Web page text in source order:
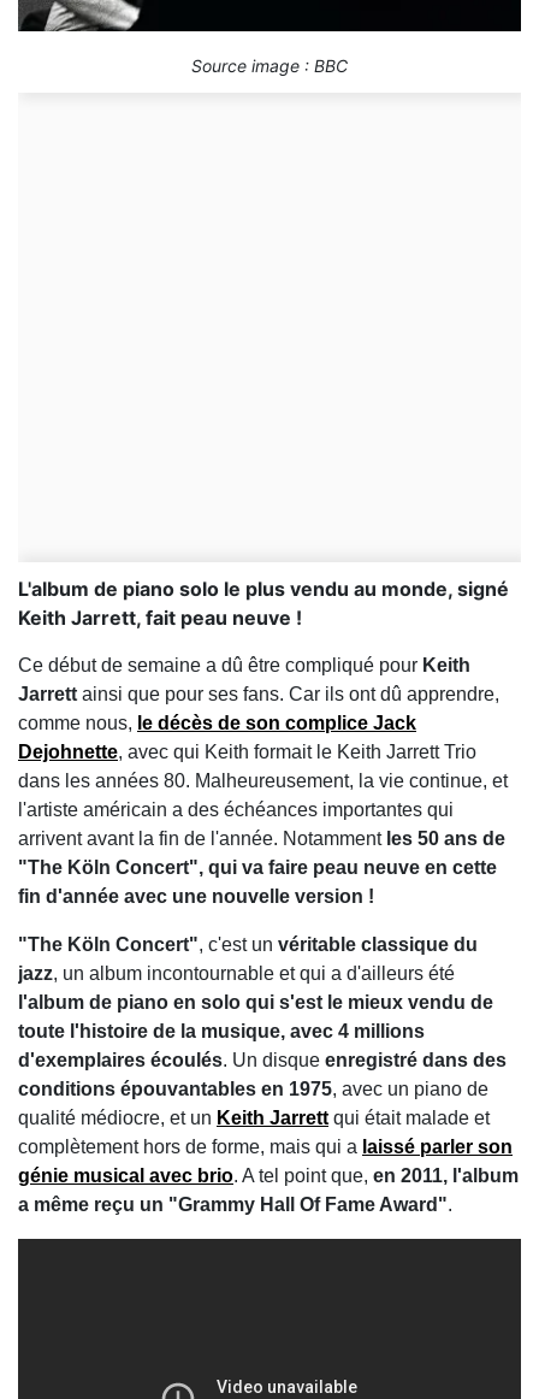
Source image : BBC
L'album de piano solo le plus vendu au monde, signé
Keith Jarrett, fait peau neuve !
Ce début de semaine a dû être compliqué pour Keith
Jarrett ainsi que pour ses fans. Car ils ont dû apprendre,
comme nous, le décès de son complice Jack
Dejohnette, avec qui Keith formait le Keith Jarrett Trio
dans les années 80. Malheureusement, la vie continue, et
l'artiste américain a des échéances importantes qui
arrivent avant la fin de l'année. Notamment les 50 ans de
"The Köln Concert", qui va faire peau neuve en cette
fin d'année avec une nouvelle version !
"The Köln Concert", c'est un véritable classique du
jazz, un album incontournable et qui a d'ailleurs été
l'album de piano en solo qui s'est le mieux vendu de
toute l'histoire de la musique, avec 4 millions
d'exemplaires écoulés. Un disque enregistré dans des
conditions épouvantables en 1975, avec un piano de
qualité médiocre, et un Keith Jarrett qui était malade et
complètement hors de forme, mais qui a laissé parler son
génie musical avec brio. A tel point que, en 2011, l'album
a même reçu un "Grammy Hall Of Fame Award".